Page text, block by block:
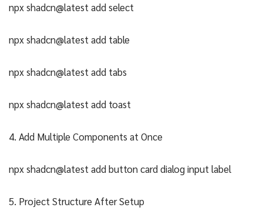
npx shadcn@latest add select
npx shadcn@latest add table
npx shadcn@latest add tabs
npx shadcn@latest add toast
4. Add Multiple Components at Once
npx shadcn@latest add button card dialog input label
5. Project Structure After Setup